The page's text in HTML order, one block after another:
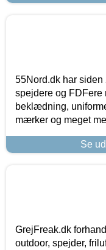
55Nord.dk har siden
spejdere og FDFere
beklædning,
mærker og meget
Se
GrejFreak.dk
outdoor, spejder,